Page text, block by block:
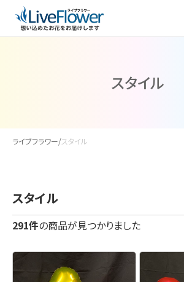
スタイル
ライブフラワー/スタイル
スタイル
291件の商品が見つかりました